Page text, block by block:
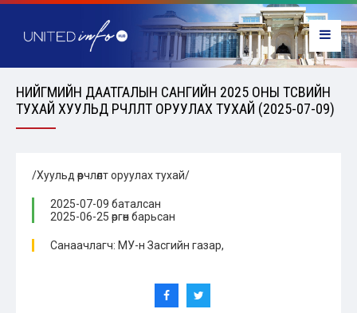
НИЙГМИЙН ДААТГАЛЫН САНГИЙН 2025 ОНЫ ТӨСВИЙН
ТУХАЙ ХУУЛЬД ӨӨРЧЛӨЛТ ОРУУЛАХ ТУХАЙ (2025-07-09)
/Хуульд өөрчлөлт оруулах тухай/
2025-07-09 баталсан
2025-06-25 өргөн барьсан
Санаачлагч: МУ-н Засгийн газар,